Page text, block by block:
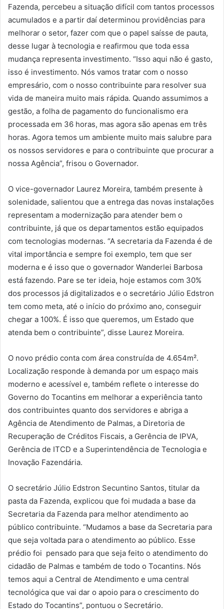
Fazenda, percebeu a situação difícil com tantos processos
acumulados e a partir daí determinou providências para
melhorar o setor, fazer com que o papel saísse de pauta,
desse lugar à tecnologia e reafirmou que toda essa
mudança representa investimento. “Isso aqui não é gasto,
isso é investimento. Nós vamos tratar com o nosso
empresário, com o nosso contribuinte para resolver sua
vida de maneira muito mais rápida. Quando assumimos a
gestão, a folha de pagamento do funcionalismo era
processada em 36 horas, mas agora são apenas em três
horas. Agora temos um ambiente muito mais salubre para
os nossos servidores e para o contribuinte que procurar a
nossa Agência”, frisou o Governador.
O vice-governador Laurez Moreira, também presente à
solenidade, salientou que a entrega das novas instalações
representam a modernização para atender bem o
contribuinte, já que os departamentos estão equipados
com tecnologias modernas. “A secretaria da Fazenda é de
vital importância e sempre foi exemplo, tem que ser
moderna e é isso que o governador Wanderlei Barbosa
está fazendo. Pare se ter ideia, hoje estamos com 30%
dos processos já digitalizados e o secretário Júlio Edstron
tem como meta, até o início do próximo ano, conseguir
chegar a 100%. É isso que queremos, um Estado que
atenda bem o contribuinte”, disse Laurez Moreira.
O novo prédio conta com área construída de 4.654m².
Localização responde à demanda por um espaço mais
moderno e acessível e, também reflete o interesse do
Governo do Tocantins em melhorar a experiência tanto
dos contribuintes quanto dos servidores e abriga a
Agência de Atendimento de Palmas, a Diretoria de
Recuperação de Créditos Fiscais, a Gerência de IPVA,
Gerência de ITCD e a Superintendência de Tecnologia e
Inovação Fazendária.
O secretário Júlio Edstron Secuntino Santos, titular da
pasta da Fazenda, explicou que foi mudada a base da
Secretaria da Fazenda para melhor atendimento ao
público contribuinte. “Mudamos a base da Secretaria para
que seja voltada para o atendimento ao público. Esse
prédio foi pensado para que seja feito o atendimento do
cidadão de Palmas e também de todo o Tocantins. Nós
temos aqui a Central de Atendimento e uma central
tecnológica que vai dar o apoio para o crescimento do
Estado do Tocantins”, pontuou o Secretário.